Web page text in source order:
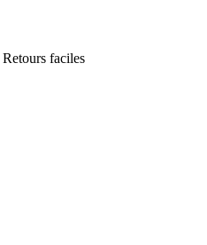
Retours faciles